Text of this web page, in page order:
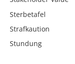
Sterbetafel
Strafkaution
Stundung